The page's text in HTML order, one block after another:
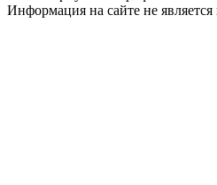
Информация на сайте не